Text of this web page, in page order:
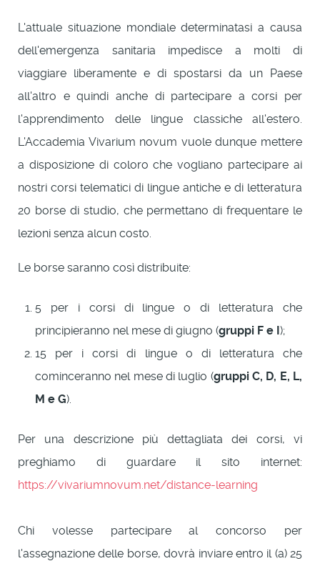
L'attuale situazione mondiale determinatasi a causa
dell'emergenza sanitaria impedisce a molti di
viaggiare liberamente e di spostarsi da un Paese
all'altro e quindi anche di partecipare a corsi per
l'apprendimento delle lingue classiche all'estero.
L'Accademia Vivarium novum vuole dunque mettere
a disposizione di coloro che vogliano partecipare ai
nostri corsi telematici di lingue antiche e di letteratura
20 borse di studio, che permettano di frequentare le
lezioni senza alcun costo.
Le borse saranno così distribuite:
5 per i corsi di lingue o di letteratura che
principieranno nel mese di giugno (gruppi F e I);
15 per i corsi di lingue o di letteratura che
cominceranno nel mese di luglio (gruppi C, D, E, L,
M e G).
Per una descrizione più dettagliata dei corsi, vi
preghiamo di guardare il sito internet:
https://vivariumnovum.net/distance-learning
Chi volesse partecipare al concorso per
l'assegnazione delle borse, dovrà inviare entro il (a) 25